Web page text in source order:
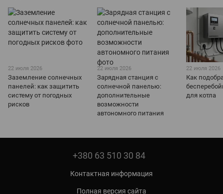
22 июля 2026
Заземление солнечных
панелей: как защитить
систему от погодных
рисков
22 июля 2026
Зарядная станция с
солнечной панелью:
дополнительные
возможности
автономного питания
22 июля 2026
Как
для котла
+380 63 510 30 84
Контактная информация
Полная версия сайта